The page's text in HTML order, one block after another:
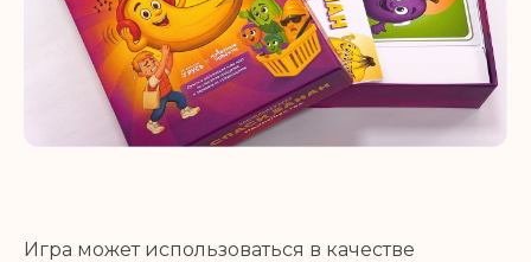
Игра может использоваться в качестве